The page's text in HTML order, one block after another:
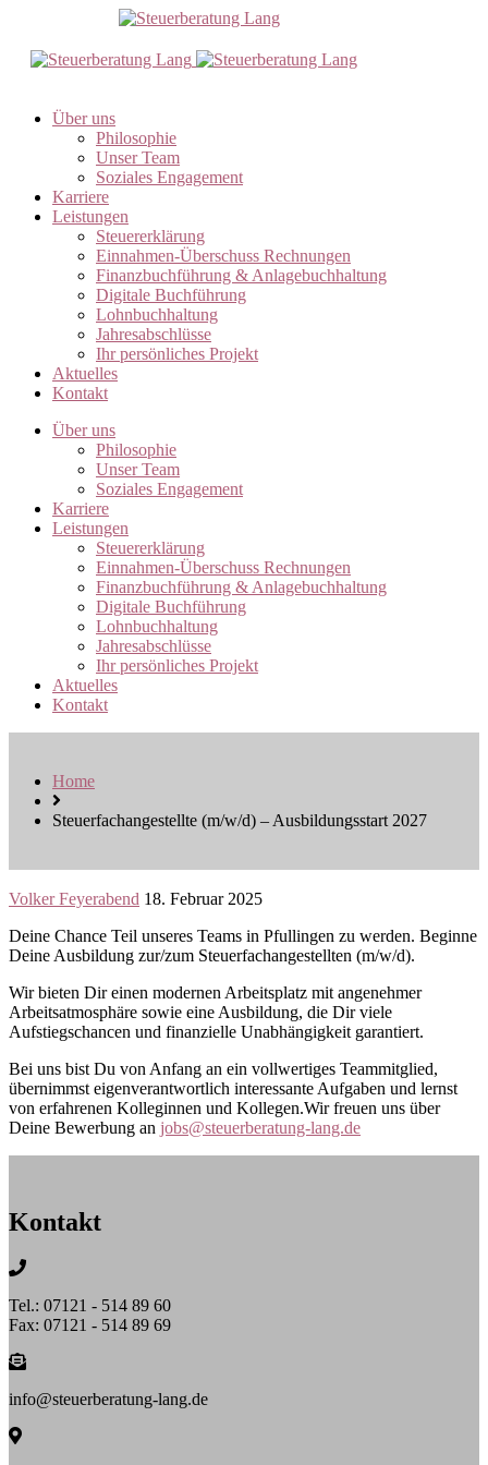
Über uns
Philosophie
Unser Team
Soziales Engagement
Karriere
Leistungen
Steuererklärung
Einnahmen-Überschuss Rechnungen
Finanzbuchführung & Anlagebuchhaltung
Digitale Buchführung
Lohnbuchhaltung
Jahresabschlüsse
Ihr persönliches Projekt
Aktuelles
Kontakt
Über uns
Philosophie
Unser Team
Soziales Engagement
Karriere
Leistungen
Steuererklärung
Einnahmen-Überschuss Rechnungen
Finanzbuchführung & Anlagebuchhaltung
Digitale Buchführung
Lohnbuchhaltung
Jahresabschlüsse
Ihr persönliches Projekt
Aktuelles
Kontakt
Home
Steuerfachangestellte (m/w/d) – Ausbildungsstart 2027
Volker Feyerabend 18. Februar 2025
Deine Chance Teil unseres Teams in Pfullingen zu werden. Beginne
Deine Ausbildung zur/zum Steuerfachangestellten (m/w/d).
Wir bieten Dir einen modernen Arbeitsplatz mit angenehmer
Arbeitsatmosphäre sowie eine Ausbildung, die Dir viele
Aufstiegschancen und finanzielle Unabhängigkeit garantiert.
Bei uns bist Du von Anfang an ein vollwertiges Teammitglied,
übernimmst eigenverantwortlich interessante Aufgaben und lernst
von erfahrenen Kolleginnen und Kollegen.Wir freuen uns über
Deine Bewerbung an jobs@steuerberatung-lang.de
Kontakt
Tel.: 07121 - 514 89 60
Fax: 07121 - 514 89 69
info@steuerberatung-lang.de